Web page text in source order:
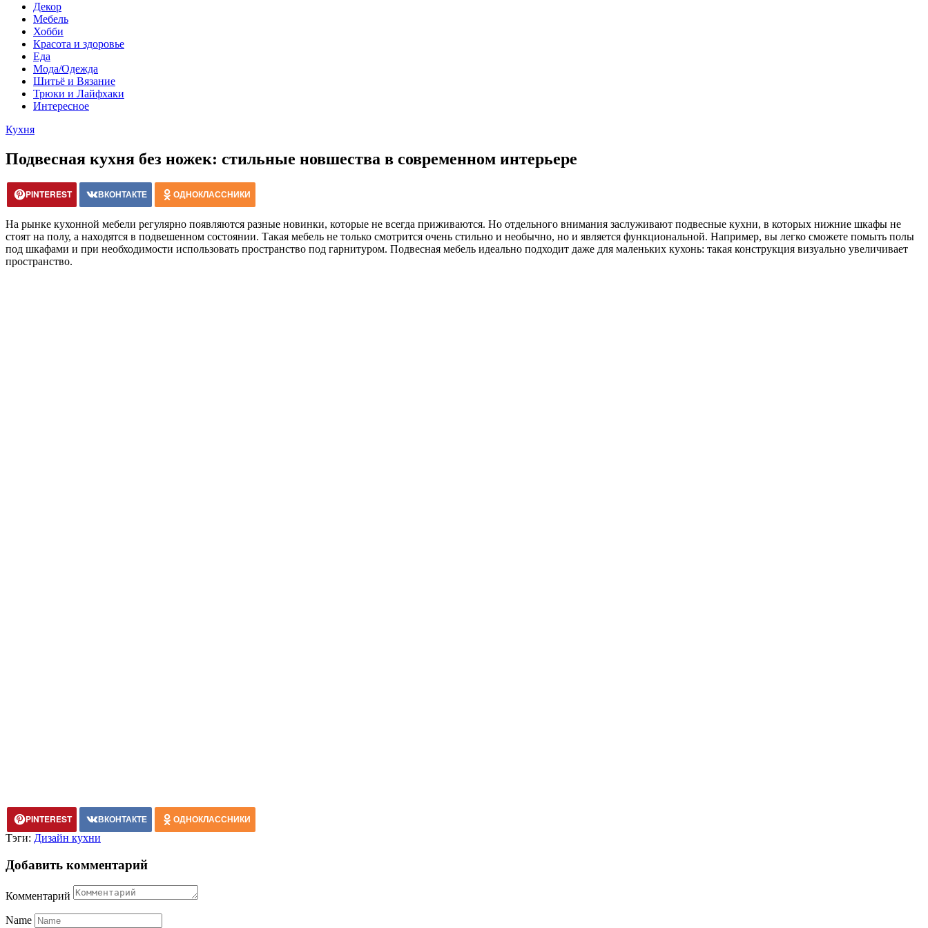
Декор
Мебель
Хобби
Красота и здоровье
Еда
Мода/Одежда
Шитьё и Вязание
Трюки и Лайфхаки
Интересное
Кухня
Подвесная кухня без ножек: стильные новшества в современном интерьере
PINTEREST ВКОНТАКТЕ ОДНОКЛАССНИКИ
На рынке кухонной мебели регулярно появляются разные новинки, которые не всегда приживаются. Но отдельного внимания заслуживают подвесные кухни, в которых нижние шкафы не
стоят на полу, а находятся в подвешенном состоянии. Такая мебель не только смотрится очень стильно и необычно, но и является функциональной. Например, вы легко сможете помыть полы
под шкафами и при необходимости использовать пространство под гарнитуром. Подвесная мебель идеально подходит даже для маленьких кухонь: такая конструкция визуально увеличивает
пространство.
PINTEREST ВКОНТАКТЕ ОДНОКЛАССНИКИ
Тэги: Дизайн кухни
Добавить комментарий
Комментарий
Name